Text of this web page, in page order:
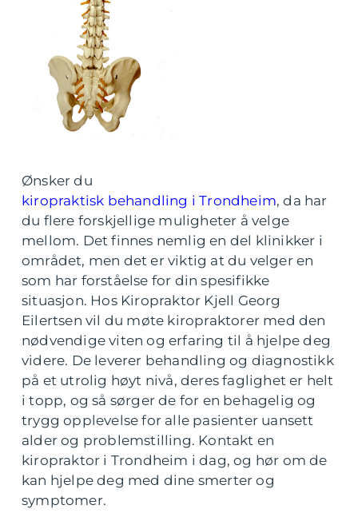
Ønsker du
kiropraktisk behandling i Trondheim, da har
du flere forskjellige muligheter å velge
mellom. Det finnes nemlig en del klinikker i
området, men det er viktig at du velger en
som har forståelse for din spesifikke
situasjon. Hos Kiropraktor Kjell Georg
Eilertsen vil du møte kiropraktorer med den
nødvendige viten og erfaring til å hjelpe deg
videre. De leverer behandling og diagnostikk
på et utrolig høyt nivå, deres faglighet er helt
i topp, og så sørger de for en behagelig og
trygg opplevelse for alle pasienter uansett
alder og problemstilling. Kontakt en
kiropraktor i Trondheim i dag, og hør om de
kan hjelpe deg med dine smerter og
symptomer.